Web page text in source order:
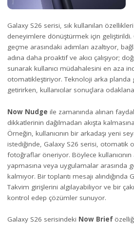
Galaxy S26 serisi, sık kullanılan
deneyimlere dönüştürmek için
geçme arasındaki adımları azaltıyor,
adına daha proaktif ve akıcı çalışıyor;
sunarak kullanıcı müdahalesini en aza
otomatikleştiriyor. Teknoloji arka planda
getirirken, kullanıcılar sonuçlara
Now Nudge ile zamanında alınan
dikkatlerinin dağılmadan akışta
Örneğin, kullanıcının bir arkadaşı yeni
istediğinde, Galaxy S26 serisi, otomatik
fotoğraflar öneriyor. Böylece
yapmasına veya uygulamalar arasında
kalmıyor. Bir toplantı mesajı alındığında
Takvim girişlerini algılayabiliyor ve bir
kontrol edep çözümler sunuyor.
Galaxy S26 serisindeki Now Brief